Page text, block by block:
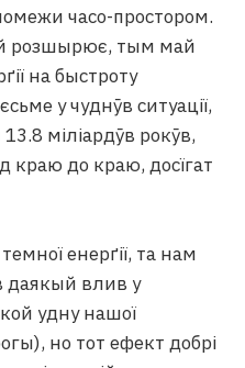
часо-простором.
розшырює, тым май
на быстроту
у чуднӯв ситуації,
міліардӯв рокӯв,
краю до краю, досїгат
енерґії, та нам
даякый влив у
удну нашої
но тот ефект добрі